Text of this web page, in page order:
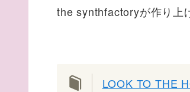
the synthfactoryが作り上
LOOK TO THE